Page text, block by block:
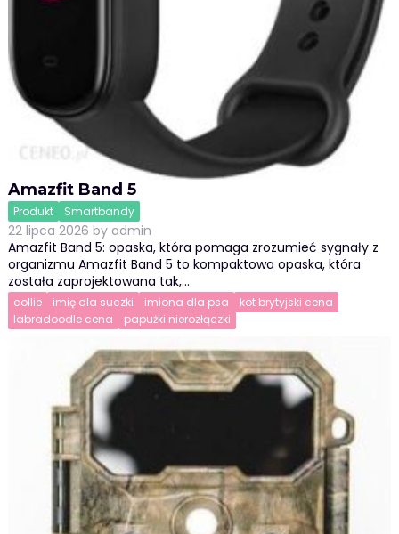
Amazfit Band 5
Produkt Smartbandy
22 lipca 2026 by admin
Amazfit Band 5: opaska, która pomaga zrozumieć sygnały z
organizmu Amazfit Band 5 to kompaktowa opaska, która
została zaprojektowana tak,…
collie imię dla suczki imiona dla psa
kot brytyjski cena
labradoodle cena
papużki nierozłączki